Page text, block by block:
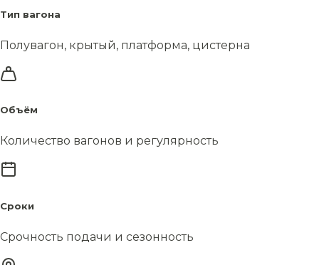
Тип вагона
Полувагон, крытый, платформа, цистерна
Объём
Количество вагонов и регулярность
Сроки
Срочность подачи и сезонность